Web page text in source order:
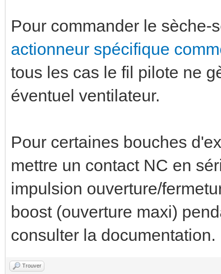
Pour commander le
actionneur spécifique
tous les cas le fil pilote ne
éventuel ventilateur.
Pour certaines bouches
mettre un contact NC en
impulsion ouverture/
boost (ouverture maxi)
consulter la documentation.
Trouver